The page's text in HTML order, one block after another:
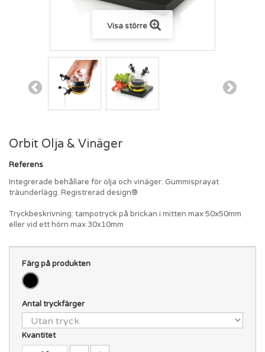
Visa större
Orbit Olja & Vinäger
Referens
Integrerade behållare för olja och vinäger. Gummisprayat
träunderlägg. Registrerad design®
Tryckbeskrivning: tampotryck på brickan i mitten max 50x50mm
eller vid ett hörn max 30x10mm
Färg på produkten
Antal tryckfärger
Kvantitet